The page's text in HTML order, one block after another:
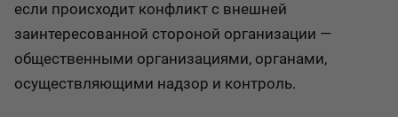
если происходит конфликт с внешней
заинтересованной стороной организации —
общественными организациями, органами,
осуществляющими надзор и контроль.